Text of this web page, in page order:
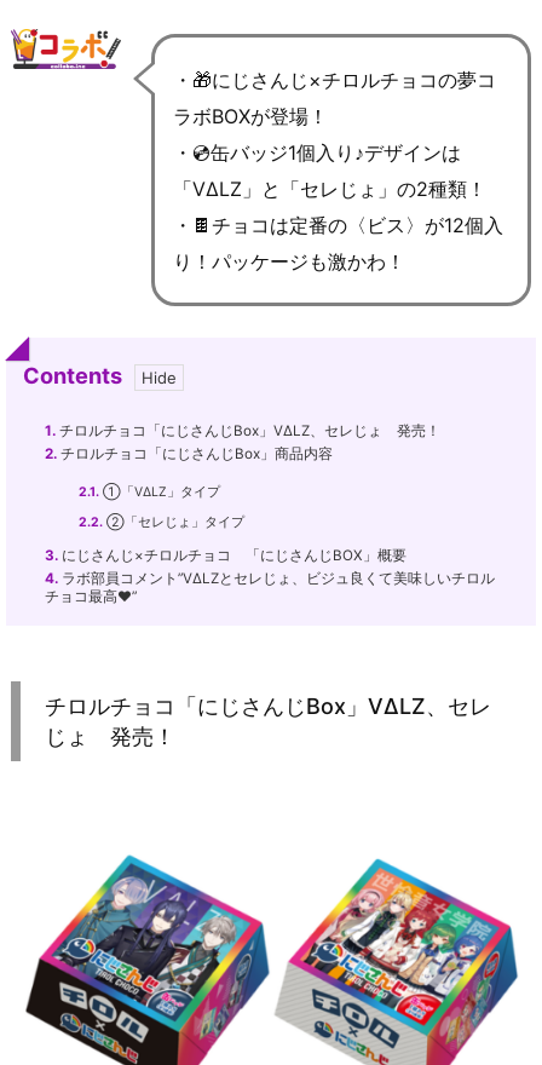
・🎁にじさんじ×チロルチョコの夢コ
ラボBOXが登場！
・💿缶バッジ1個入り♪デザインは
「VΔLZ」と「セレじょ」の2種類！
・🍫チョコは定番の〈ビス〉が12個入
り！パッケージも激かわ！
Contents
1. チロルチョコ「にじさんじBox」VΔLZ、セレじょ 発売！
2. チロルチョコ「にじさんじBox」商品内容
2.1. ①「VΔLZ」タイプ
2.2. ②「セレじょ」タイプ
3. にじさんじ×チロルチョコ 「にじさんじBOX」概要
4. ラボ部員コメント”VΔLZとセレじょ、ビジュ良くて美味しいチロル
チョコ最高♥”
チロルチョコ「にじさんじBox」VΔLZ、セレ
じょ 発売！